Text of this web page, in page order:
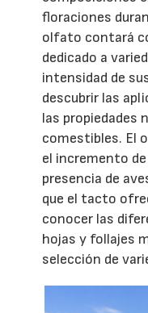
floraciones
olfato contará
dedicado a
intensidad de
descubrir las
las propiedades
comestibles. El
el incremento
presencia de
que el tacto
conocer las
hojas y follajes
selección de